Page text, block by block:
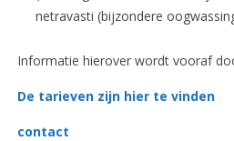
netravasti (bijzondere
Informatie hierover wordt vooraf
De tarieven zijn hier te vinden
contact